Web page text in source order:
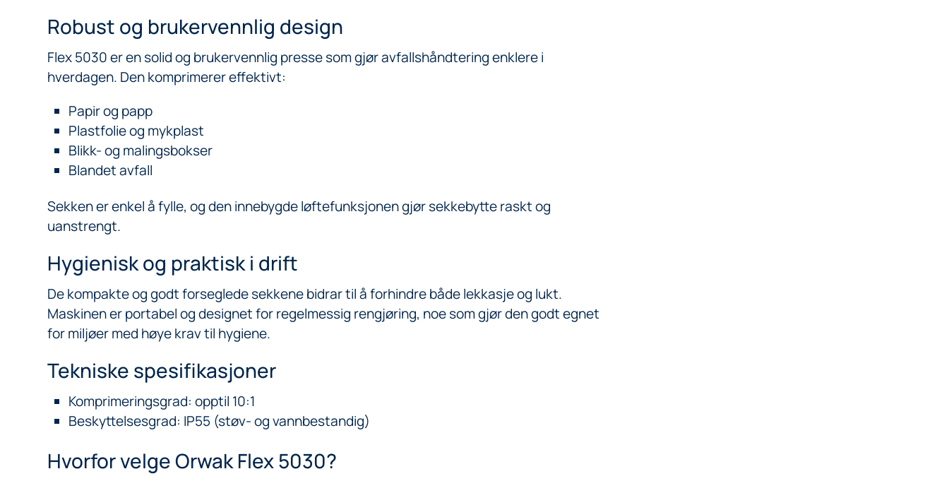
Robust og brukervennlig design
Flex 5030 er en solid og brukervennlig presse som gjør avfallshåndtering enklere i
hverdagen. Den komprimerer effektivt:
Papir og papp
Plastfolie og mykplast
Blikk- og malingsbokser
Blandet avfall
Sekken er enkel å fylle, og den innebygde løftefunksjonen gjør sekkebytte raskt og
uanstrengt.
Hygienisk og praktisk i drift
De kompakte og godt forseglede sekkene bidrar til å forhindre både lekkasje og lukt.
Maskinen er portabel og designet for regelmessig rengjøring, noe som gjør den godt egnet
for miljøer med høye krav til hygiene.
Tekniske spesifikasjoner
Komprimeringsgrad: opptil 10:1
Beskyttelsesgrad: IP55 (støv- og vannbestandig)
Hvorfor velge Orwak Flex 5030?